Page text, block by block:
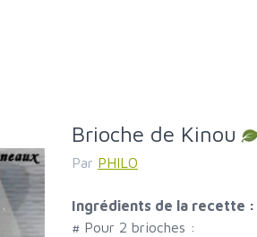
Brioche de Kinou
Par PHILO
Ingrédients de la recette :
# Pour 2 brioches :